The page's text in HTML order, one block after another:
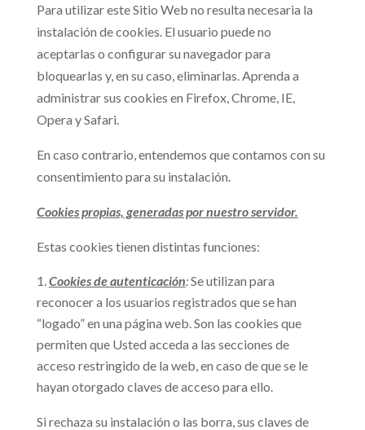
Para utilizar este Sitio Web no resulta necesaria la
instalación de cookies. El usuario puede no
aceptarlas o configurar su navegador para
bloquearlas y, en su caso, eliminarlas. Aprenda a
administrar sus cookies en Firefox, Chrome, IE,
Opera y Safari.
En caso contrario, entendemos que contamos con su
consentimiento para su instalación.
Cookies propias, generadas por nuestro servidor.
Estas cookies tienen distintas funciones:
Cookies de autenticación:Se utilizan para
reconocer a los usuarios registrados que se han
“logado” en una página web. Son las cookies que
permiten que Usted acceda a las secciones de
acceso restringido de la web, en caso de que se le
hayan otorgado claves de acceso para ello.
Si rechaza su instalación o las borra, sus claves de